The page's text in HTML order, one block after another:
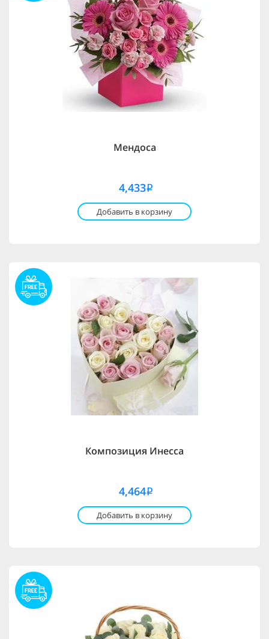
Мендоса
4,433i
Добавить в корзину
Композиция Инесса
4,464i
Добавить в корзину